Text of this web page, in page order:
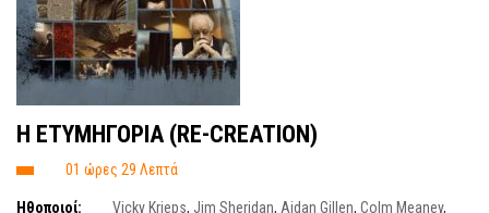
Η ΕΤΥΜΗΓΟΡΙΑ (RE-CREATION)
01 ώρες 29 Λεπτά
Ηθοποιοί: Vicky Krieps, Jim Sheridan, Aidan Gillen, Colm Meaney,